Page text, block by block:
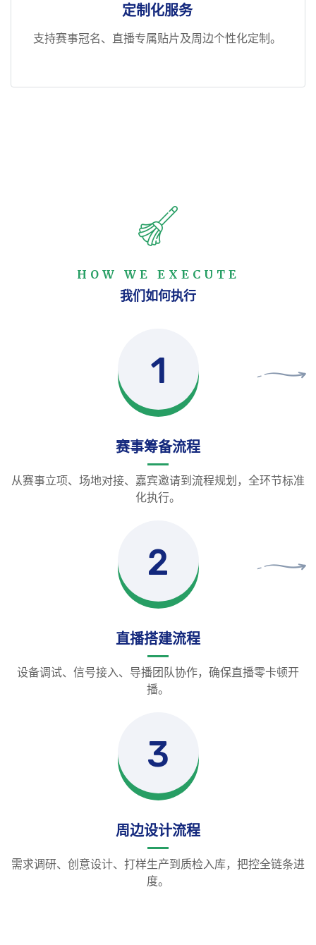
定制化服务
支持赛事冠名、直播专属贴片及周边个性化定制。
HOW WE EXECUTE
我们如何执行
1
赛事筹备流程
从赛事立项、场地对接、嘉宾邀请到流程规划，全环节标准
化执行。
2
直播搭建流程
设备调试、信号接入、导播团队协作，确保直播零卡顿开
播。
3
周边设计流程
需求调研、创意设计、打样生产到质检入库，把控全链条进
度。